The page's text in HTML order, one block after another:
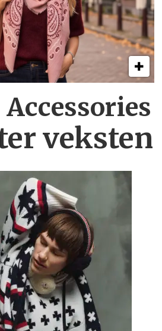
veksten